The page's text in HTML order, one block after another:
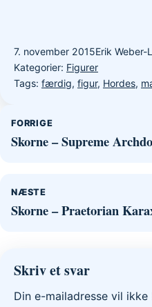
7. november 2015Erik Weber-
Kategorier: Figurer
Tags: færdig, figur, Hordes,
Indlægsnavigation
FORRIGE
Skorne – Supreme
NÆSTE
Skorne – Praetorian
Skriv et svar
Din e-mailadresse vil